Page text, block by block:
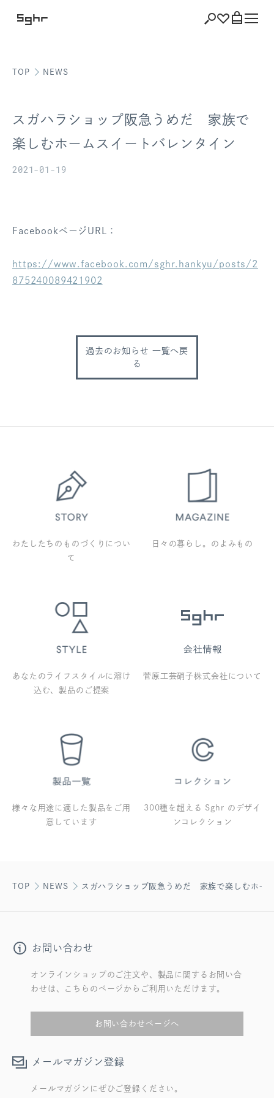
ショッピング バッグを見る
お気に入り
TOP NEWS
スガハラショップ阪急うめだ 家族で
楽しむホームスイートバレンタイン
2021-01-19
FacebookページURL：
https://www.facebook.com/sghr.hankyu/posts/2
875240089421902
過去のお知らせ 一覧へ戻
る
わたしたちのものづくりについ
て
日々の暮らし。のよみもの
あなたのライフスタイルに溶け
込む、製品のご提案
菅原工芸硝子株式会社について
様々な用途に適した製品をご用
意しています
300種を超える Sghr のデザイ
ンコレクション
TOP NEWS スガハラショップ阪急うめだ 家族で楽しむホー
お問い合わせ
オンラインショップのご注文や、製品に関するお問い合
わせは、こちらのページからご利用いただけます。
お問い合わせページへ
メールマガジン登録
メールマガジンにぜひご登録ください。